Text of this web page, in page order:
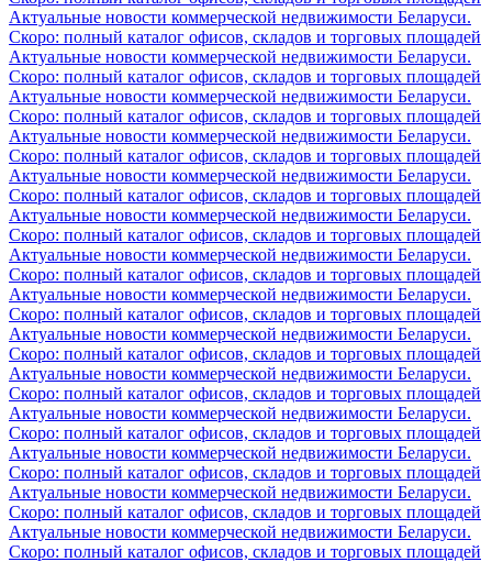
Актуальные новости коммерческой недвижимости Беларуси.
Скоро: полный каталог офисов, складов и торговых площадей
Актуальные новости коммерческой недвижимости Беларуси.
Скоро: полный каталог офисов, складов и торговых площадей
Актуальные новости коммерческой недвижимости Беларуси.
Скоро: полный каталог офисов, складов и торговых площадей
Актуальные новости коммерческой недвижимости Беларуси.
Скоро: полный каталог офисов, складов и торговых площадей
Актуальные новости коммерческой недвижимости Беларуси.
Скоро: полный каталог офисов, складов и торговых площадей
Актуальные новости коммерческой недвижимости Беларуси.
Скоро: полный каталог офисов, складов и торговых площадей
Актуальные новости коммерческой недвижимости Беларуси.
Скоро: полный каталог офисов, складов и торговых площадей
Актуальные новости коммерческой недвижимости Беларуси.
Скоро: полный каталог офисов, складов и торговых площадей
Актуальные новости коммерческой недвижимости Беларуси.
Скоро: полный каталог офисов, складов и торговых площадей
Актуальные новости коммерческой недвижимости Беларуси.
Скоро: полный каталог офисов, складов и торговых площадей
Актуальные новости коммерческой недвижимости Беларуси.
Скоро: полный каталог офисов, складов и торговых площадей
Актуальные новости коммерческой недвижимости Беларуси.
Скоро: полный каталог офисов, складов и торговых площадей
Актуальные новости коммерческой недвижимости Беларуси.
Скоро: полный каталог офисов, складов и торговых площадей
Актуальные новости коммерческой недвижимости Беларуси.
Скоро: полный каталог офисов, складов и торговых площадей